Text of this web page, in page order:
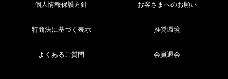
個人情報保護方針 お客さまへのお願い
特商法に基づく表示 推奨環境
よくあるご質問 会員退会